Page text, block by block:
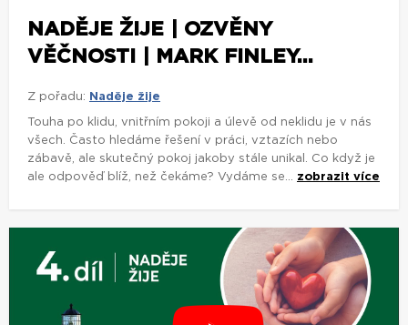
NADĚJE ŽIJE | OZVĚNY
VĚČNOSTI | MARK FINLEY...
Z pořadu: Naděje žije
Touha po klidu, vnitřním pokoji a úlevě od neklidu je v nás
všech. Často hledáme řešení v práci, vztazích nebo
zábavě, ale skutečný pokoj jakoby stále unikal. Co když je
ale odpověď blíž, než čekáme? Vydáme se... zobrazit více